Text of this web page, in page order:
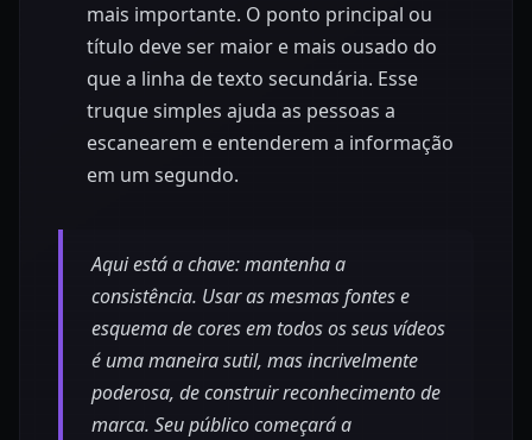
mais importante. O ponto principal ou
título deve ser maior e mais ousado do
que a linha de texto secundária. Esse
truque simples ajuda as pessoas a
escanearem e entenderem a informação
em um segundo.
Aqui está a chave: mantenha a
consistência. Usar as mesmas fontes e
esquema de cores em todos os seus vídeos
é uma maneira sutil, mas incrivelmente
poderosa, de construir reconhecimento de
marca. Seu público começará a